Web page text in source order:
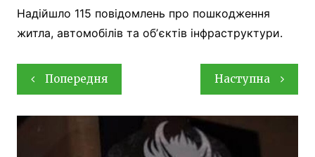
Надійшло 115 повідомлень про пошкодження
житла, автомобілів та обʼєктів інфраструктури.
Навігація
записів
Попередня Наступна